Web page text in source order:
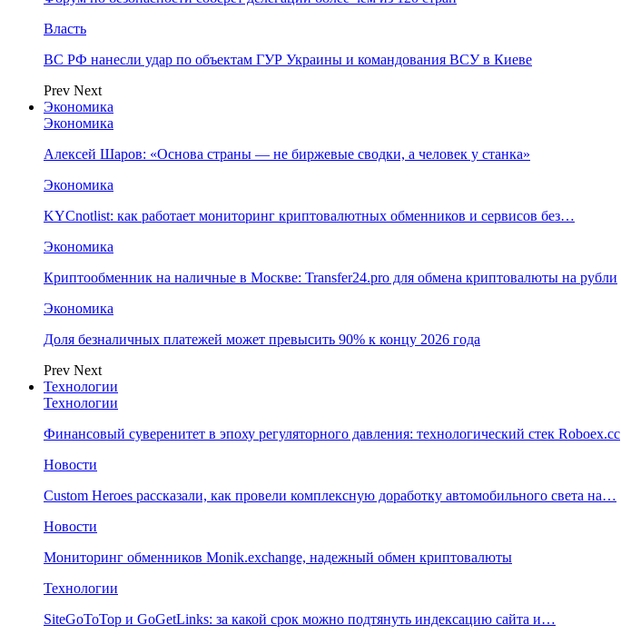
Власть
ВС РФ нанесли удар по объектам ГУР Украины и командования ВСУ в Киеве
Prev Next
Экономика
Экономика
Алексей Шаров: «Основа страны — не биржевые сводки, а человек у станка»
Экономика
KYCnotlist: как работает мониторинг криптовалютных обменников и сервисов без…
Экономика
Криптообменник на наличные в Москве: Transfer24.pro для обмена криптовалюты на рубли
Экономика
Доля безналичных платежей может превысить 90% к концу 2026 года
Prev Next
Технологии
Технологии
Финансовый суверенитет в эпоху регуляторного давления: технологический стек Roboex.cc
Новости
Custom Heroes рассказали, как провели комплексную доработку автомобильного света на…
Новости
Мониторинг обменников Monik.exchange, надежный обмен криптовалюты
Технологии
SiteGoToTop и GoGetLinks: за какой срок можно подтянуть индексацию сайта и…